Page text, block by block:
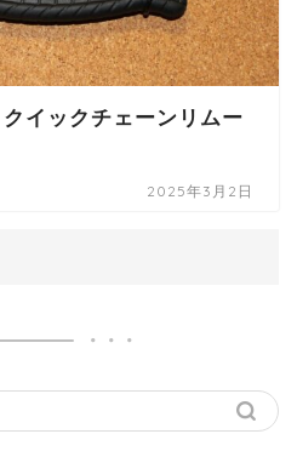
イックチェーンリムー
2025年3月2日